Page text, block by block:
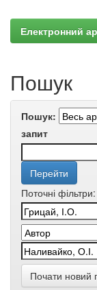
Електронний
Пошук
Пошук:
запит
Поточні фільтри:
Почати новий